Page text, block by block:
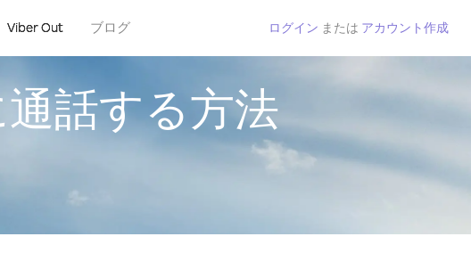
Viber Out ブログ ログイン または アカウント作成
話する方法